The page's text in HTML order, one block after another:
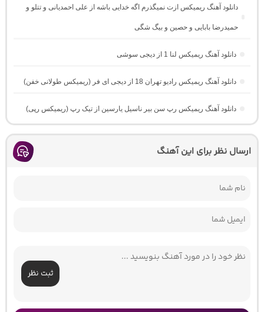
دانلود آهنگ ریمیکس ازت نمیگذرم اگه خدایی باشه از علی احمدیانی و تتلو و
حمیدرضا بابایی و حصین و بیگ شگی
دانلود آهنگ ریمیکس لنا 1 از دیجی سوشی
دانلود آهنگ ریمیکس رادیو تهران 18 از دیجی ای فر (ریمیکس طولانی خفن)
دانلود آهنگ ریمیکس رپ سن بیر ناسیل یارسین از تیک رپ (ریمیکس رپی)
ارسال نظر برای این آهنگ
ثبت نظر